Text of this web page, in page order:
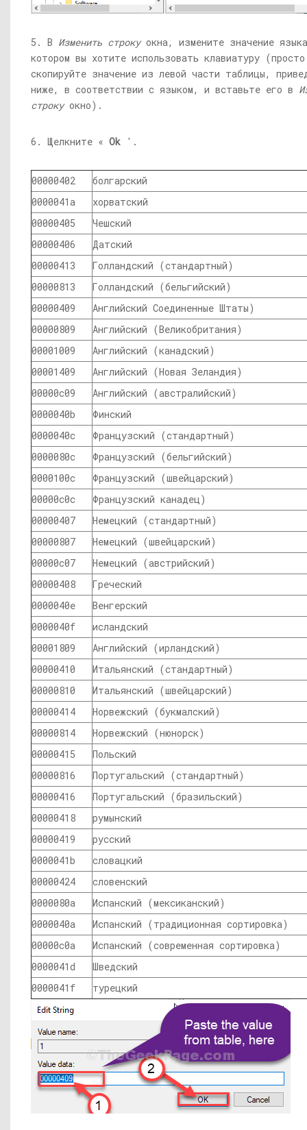
5. В Изменить строкуокна, измените значение
котором вы хотите использовать клавиатуру (просто
скопируйте значение из левой части таблицы,
ниже, в соответствии с языком, и вставьте его в
строкуокно).
6. Щелкните « Ok '.
00000402
болгарский
0000041a
хорватский
00000405
Чешский
00000406
Датский
00000413
Голландский (стандартный)
00000813
Голландский (бельгийский)
00000409
Английский Соединенные Штаты)
00000809
Английский (Великобритания)
00001009
Английский (канадский)
00001409
Английский (Новая Зеландия)
00000c09
Английский (австралийский)
0000040b
Финский
0000040c
Французский (стандартный)
0000080c
Французский (бельгийский)
0000100c
Французский (швейцарский)
00000c0c
Французский канадец)
00000407
Немецкий (стандартный)
00000807
Немецкий (швейцарский)
00000c07
Немецкий (австрийский)
00000408
Греческий
0000040e
Венгерский
0000040f
исландский
00001809
Английский (ирландский)
00000410
Итальянский (стандартный)
00000810
Итальянский (швейцарский)
00000414
Норвежский (букмалский)
00000814
Норвежский (нюнорск)
00000415
Польский
00000816
Португальский (стандартный)
00000416
Португальский (бразильский)
00000418
румынский
00000419
русский
0000041b
словацкий
00000424
словенский
0000080a
Испанский (мексиканский)
0000040a
Испанский (традиционная сортировка)
00000c0a
Испанский (современная сортировка)
0000041d
Шведский
0000041f
турецкий